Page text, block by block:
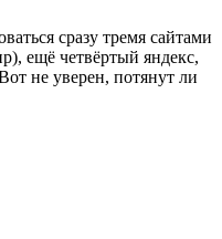
сразу тремя сайтами
ещё четвёртый яндекс,
не уверен, потянут ли